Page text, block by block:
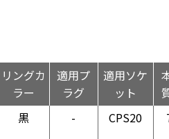
リングカ
ラー
適用プ
ラグ
適用ソケ
ット
黒 - CPS20